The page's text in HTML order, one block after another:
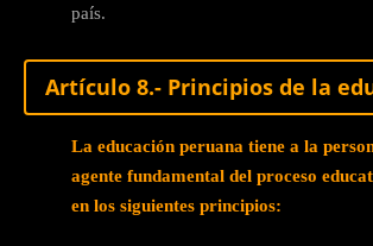
país.
Artículo 8.- Principios de la
La educación peruana tiene a la
agente fundamental del proceso
en los siguientes principios: